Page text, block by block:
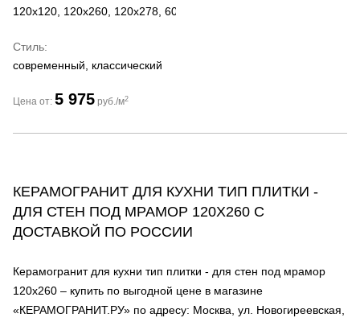
120x120, 120x260, 120x278, 60x120, 60x60
Стиль
современный, классический
Цена от: 5 975 руб./м2
КЕРАМОГРАНИТ ДЛЯ КУХНИ ТИП ПЛИТКИ -
ДЛЯ СТЕН ПОД МРАМОР 120Х260 С
ДОСТАВКОЙ ПО РОССИИ
Керамогранит для кухни тип плитки - для стен под мрамор
120х260 – купить по выгодной цене в магазине
«КЕРАМОГРАНИТ.РУ» по адресу: Москва, ул. Новогиреевская,